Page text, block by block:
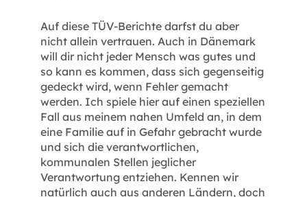
Auf diese TÜV-Berichte darfst du aber
nicht allein vertrauen. Auch in Dänemark
will dir nicht jeder Mensch was gutes und
so kann es kommen, dass sich gegenseitig
gedeckt wird, wenn Fehler gemacht
werden. Ich spiele hier auf einen speziellen
Fall aus meinem nahen Umfeld an, in dem
eine Familie auf in Gefahr gebracht wurde
und sich die verantwortlichen,
kommunalen Stellen jeglicher
Verantwortung entziehen. Kennen wir
natürlich auch aus anderen Ländern, doch